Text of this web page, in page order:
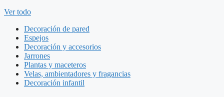
Ver todo
Decoración de pared
Espejos
Decoración y accesorios
Jarrones
Plantas y maceteros
Velas, ambientadores y fragancias
Decoración infantil